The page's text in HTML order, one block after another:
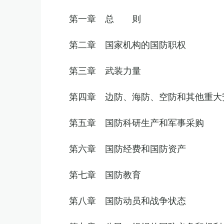
第一章 总 则
第二章 国家机构的国防职权
第三章 武装力量
第四章 边防、海防、空防和其他重大
第五章 国防科研生产和军事采购
第六章 国防经费和国防资产
第七章 国防教育
第八章 国防动员和战争状态